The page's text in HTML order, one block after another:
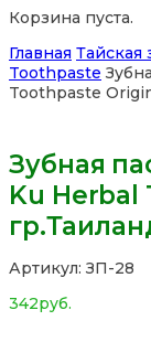
Корзина пуста.
Главная Тайская
Toothpaste
Toothpaste
Зубная
Ku Herbal
Артикул: ЗП-28
342руб.